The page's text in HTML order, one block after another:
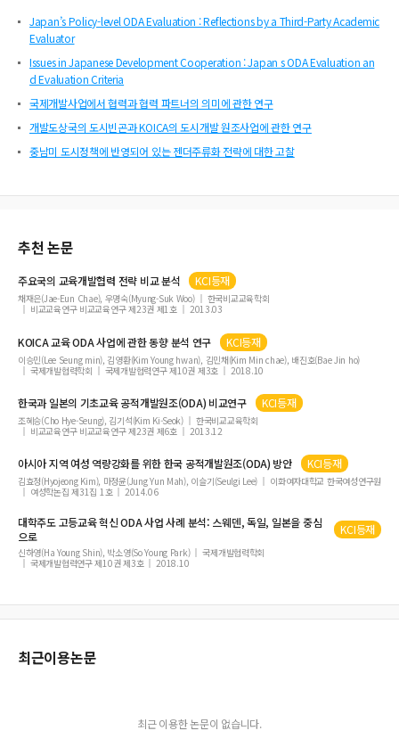
Japan’s Policy-level ODA Evaluation : Reflections by a Third-Party Academic
Evaluator
Issues in Japanese Development Cooperation : Japan s ODA Evaluation an
d Evaluation Criteria
국제개발사업에서 협력과 협력 파트너의 의미에 관한 연구
개발도상국의 도시빈곤과 KOICA의 도시개발 원조사업에 관한 연구
중남미 도시정책에 반영되어 있는 젠더주류화 전략에 대한 고찰
추천 논문
주요국의 교육개발협력 전략 비교 분석 KCI등재
채재은(Jae-Eun Chae), 우명숙(Myung-Suk Woo)
한국비교교육학회
비교교육연구 비교교육연구 제23권 제1호
2013.03
KOICA 교육ODA사업에 관한 동향 분석 연구 KCI등재
이승민(Lee Seung min), 김영환(Kim Young hwan), 김민채(Kim Min chae), 배진호(Bae Jin ho)
국제개발협력학회
국제개발협력연구 제10권 제3호 2018.10
한국과 일본의 기초교육 공적개발원조(ODA) 비교연구 KCI등재
조혜승(Cho Hye-Seung), 김기석(Kim Ki-Seok)
한국비교교육학회
비교교육연구 비교교육연구 제23권 제6호
2013.12
아시아 지역 여성 역량강화를 위한 한국 공적개발원조(ODA) 방안 KCI등재
김효정(Hyojeong Kim), 마정윤(Jung Yun Mah), 이슬기(Seulgi Lee)
이화여자대학교 한국여성연구원
여성학논집 제31집 1호
2014.06
대학주도 고등교육 혁신ODA사업 사례 분석: 스웨덴, 독일, 일본을 중심
으로
KCI등재
신하영(Ha Young Shin), 박소영(So Young Park)
국제개발협력학회
국제개발협력연구 제10권 제3호
2018.10
최근이용논문
최근 이용한 논문이 없습니다.